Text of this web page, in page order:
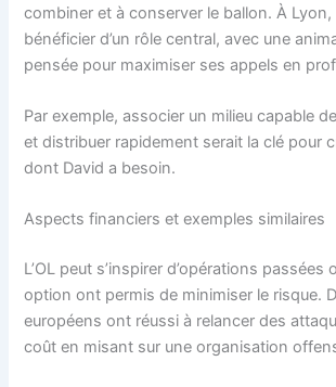
combiner et à conserver le ballon. À Lyon,
bénéficier d’un rôle central, avec une
pensée pour maximiser ses appels en
Par exemple, associer un milieu capable
et distribuer rapidement serait la clé pour
dont David a besoin.
Aspects financiers et exemples similaires
L’OL peut s’inspirer d’opérations passées
option ont permis de minimiser le risque.
européens ont réussi à relancer des
coût en misant sur une organisation